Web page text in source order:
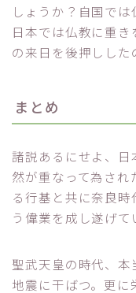
しょうか？自国では
日本では仏教に重
の来日を後押しした
まとめ
諸説あるにせよ、
然が重なって為され
る行基と共に奈良
う偉業を成し遂げて
聖武天皇の時代、本
地震に干ばつ。更